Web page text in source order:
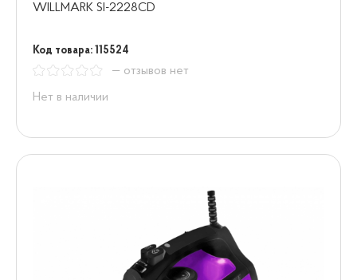
WILLMARK SI-2228CD
Код товара: 115524
— отзывов нет
Нет в наличии